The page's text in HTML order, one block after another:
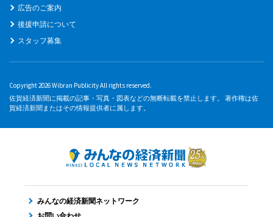
広告のご案内
後援申請について
スタッフ募集
Copyright 2026 Wibran Publicity All rights reserved.
佐賀経済新聞に掲載の記事・写真・図表などの無断転載を禁止します。 著作権は佐
賀経済新聞またはその情報提供者に属します。
みんなの経済新聞ネットワーク
お問い合わせ